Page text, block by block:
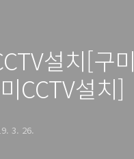
설치[구미
CCTV설치]
3. 26.